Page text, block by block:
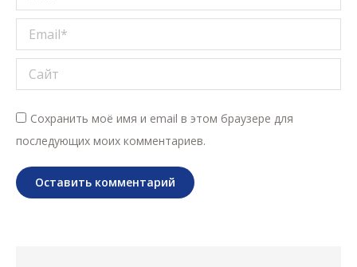
Email *
Сайт
Сохранить моё имя и email в этом браузере для
последующих моих комментариев.
Оставить комментарий